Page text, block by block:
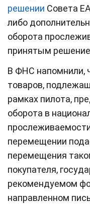
решении Совета
либо
оборота
принятым
В ФНС напомнили,
товаров,
рамках пилота,
оборота в
перемещении
перемещения
покупателя,
рекомендуемом
направленном